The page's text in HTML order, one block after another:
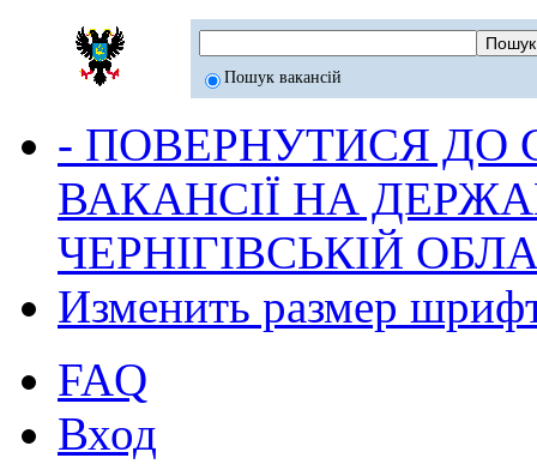
Пошук вакансій
- ПОВЕРНУТИСЯ ДО
ВАКАНСІЇ НА
ЧЕРНІГІВСЬКІЙ
Изменить размер
FAQ
Вход